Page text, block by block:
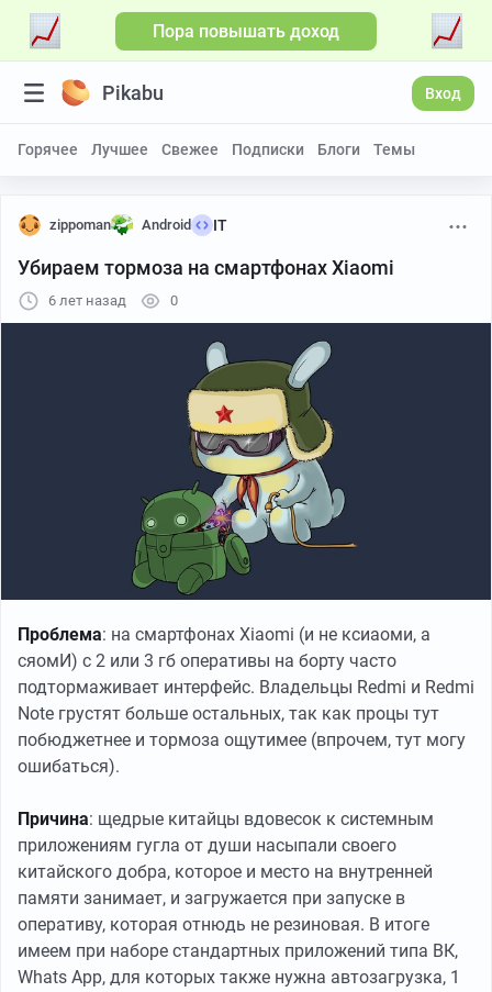
Пора повышать доход
Pikabu Вход
Горячее Лучшее Свежее Подписки Блоги Темы
zippoman Android IT
Убираем тормоза на смартфонах Xiaomi
6 лет назад 0
Проблема: на смартфонах Xiaomi (и не ксиаоми, а
сяомИ) с 2 или 3 гб оперативы на борту часто
подтормаживает интерфейс. Владельцы Redmi и Redmi
Note грустят больше остальных, так как процы тут
побюджетнее и тормоза ощутимее (впрочем, тут могу
ошибаться).
Причина: щедрые китайцы вдовесок к системным
приложениям гугла от души насыпали своего
китайского добра, которое и место на внутренней
памяти занимает, и загружается при запуске в
оперативу, которая отнюдь не резиновая. В итоге
имеем при наборе стандартных приложений типа ВК,
Whats App, для которых также нужна автозагрузка, 1